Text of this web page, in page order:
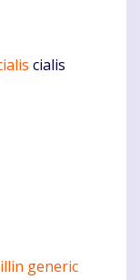
cialis
generic